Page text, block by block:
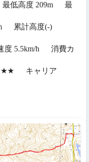
最低高度 209m 最
累計高度(-)
度 5.5km/h 消費カ
キャリア